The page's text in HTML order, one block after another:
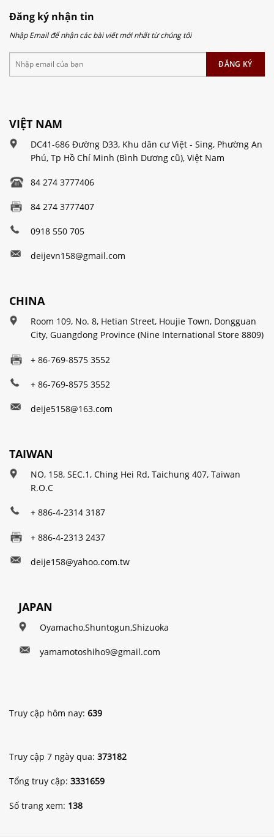
Đăng ký nhận tin
Nhập Email để nhận các bài viết mới nhất từ chúng tôi
VIỆT NAM
DC41-686 Đường D33, Khu dân cư Việt - Sing, Phường An
Phú, Tp Hồ Chí Minh (Bình Dương cũ), Việt Nam
84 274 3777406
84 274 3777407
0918 550 705
deijevn158@gmail.com
CHINA
Room 109, No. 8, Hetian Street, Houjie Town, Dongguan
City, Guangdong Province (Nine International Store 8809)
+ 86-769-8575 3552
+ 86-769-8575 3552
deije5158@163.com
TAIWAN
NO, 158, SEC.1, Ching Hei Rd, Taichung 407, Taiwan
R.O.C
+ 886-4-2314 3187
+ 886-4-2313 2437
deije158@yahoo.com.tw
JAPAN
Oyamacho,Shuntogun,Shizuoka
yamamotoshiho9@gmail.com
Truy cập hôm nay: 639
Truy cập 7 ngày qua: 373182
Tổng truy cập: 3331659
Số trang xem: 138